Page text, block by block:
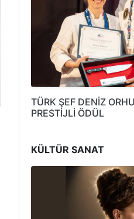
TÜRK ŞEF DENİZ
PRESTİJLİ ÖDÜL
KÜLTÜR SANAT